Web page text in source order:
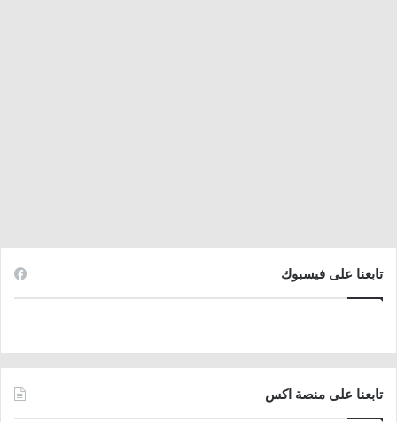
تابعنا على فيسبوك
تابعنا على منصة اكس